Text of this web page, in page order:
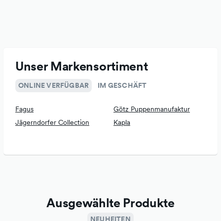
Unser Markensortiment
ONLINE VERFÜGBAR IM GESCHÄFT
Fagus
Götz Puppenmanufaktur
Jägerndorfer Collection
Kapla
Ausgewählte Produkte
NEUHEITEN